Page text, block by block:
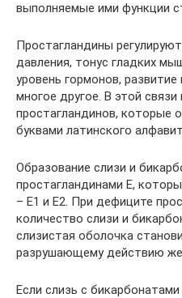
выполняемые ими функции
Простагландины
давления, тонус гладких
уровень гормонов,
многое другое. В этой
простагландинов, которые
буквами латинского
Образование слизи и
простагландинами Е,
– Е1 и Е2. При дефиците
количество слизи и
слизистая оболочка
разрушающему действию
Если слизь с